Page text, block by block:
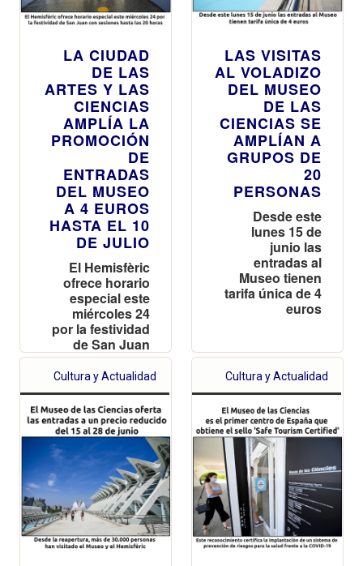
LA CIUDAD
DE LAS
ARTES Y LAS
CIENCIAS
AMPLÍA LA
PROMOCIÓN
DE
ENTRADAS
DEL MUSEO
A 4 EUROS
HASTA EL 10
DE JULIO
El Hemisfèric
ofrece horario
especial este
miércoles 24
por la festividad
de San Juan
con sesiones
hasta las 20
horas
LAS VISITAS
AL VOLADIZO
DEL MUSEO
DE LAS
CIENCIAS SE
AMPLÍAN A
GRUPOS DE
20
PERSONAS
Desde este
lunes 15 de
junio las
entradas al
Museo tienen
tarifa única de 4
euros
Cultura y Actualidad Cultura y Actualidad